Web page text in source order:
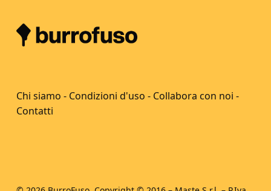
Chi siamo - Condizioni d'uso - Collabora con noi -
Contatti